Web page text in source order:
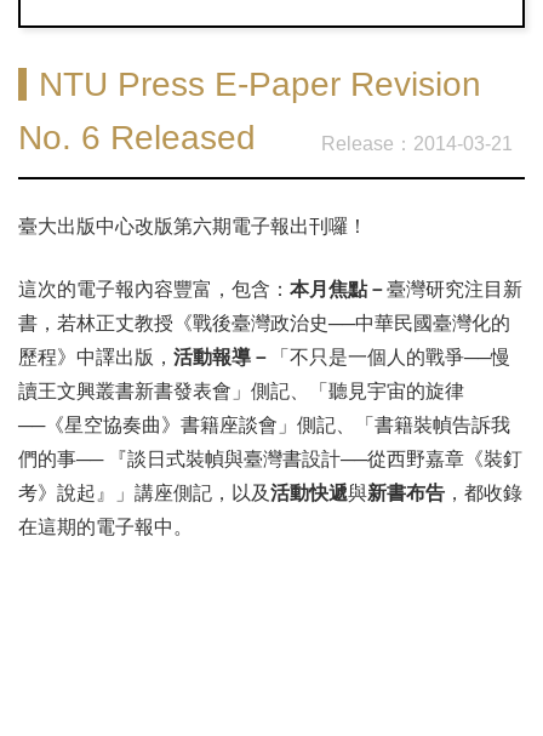
NTU Press E-Paper Revision
No. 6 Released
2014-03-21
臺大出版中心改版第六期電子報出刊囉！
這次的電子報內容豐富，包含： 本月焦點－臺灣研究注目新
書，若林正丈教授《戰後臺灣政治史──中華民國臺灣化的
歷程》中譯出版， 活動報導－
「不只是一個人的戰爭──慢
讀王文興叢書新書發表會」側記、「聽見宇宙的旋律
──《星空協奏曲》書籍座談會」側記、「書籍裝幀告訴我
們的事── 『談日式裝幀與臺灣書設計──從西野嘉章《裝釘
考》說起』」講座側記，以及活動快遞與新書布告 ，都收錄
在這期的電子報中。